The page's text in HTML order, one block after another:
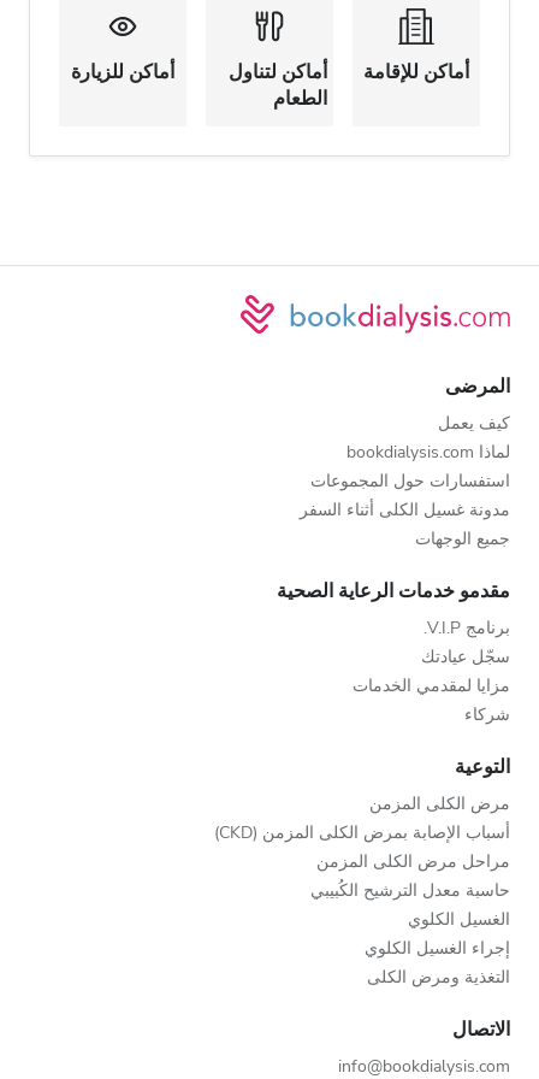
أماكن للإقامة
أماكن لتناول
الطعام
أماكن للزيارة
المرضى
كيف يعمل
لماذا bookdialysis.com
استفسارات حول المجموعات
مدونة غسيل الكلى أثناء السفر
جميع الوجهات
مقدمو خدمات الرعاية الصحية
برنامج V.I.P.
سجّل عيادتك
مزايا لمقدمي الخدمات
شركاء
التوعية
مرض الكلى المزمن
أسباب الإصابة بمرض الكلى المزمن (CKD)
مراحل مرض الكلى المزمن
حاسبة معدل الترشيح الكُبيبي
الغسيل الكلوي
إجراء الغسيل الكلوي
التغذية ومرض الكلى
الاتصال
info@bookdialysis.com